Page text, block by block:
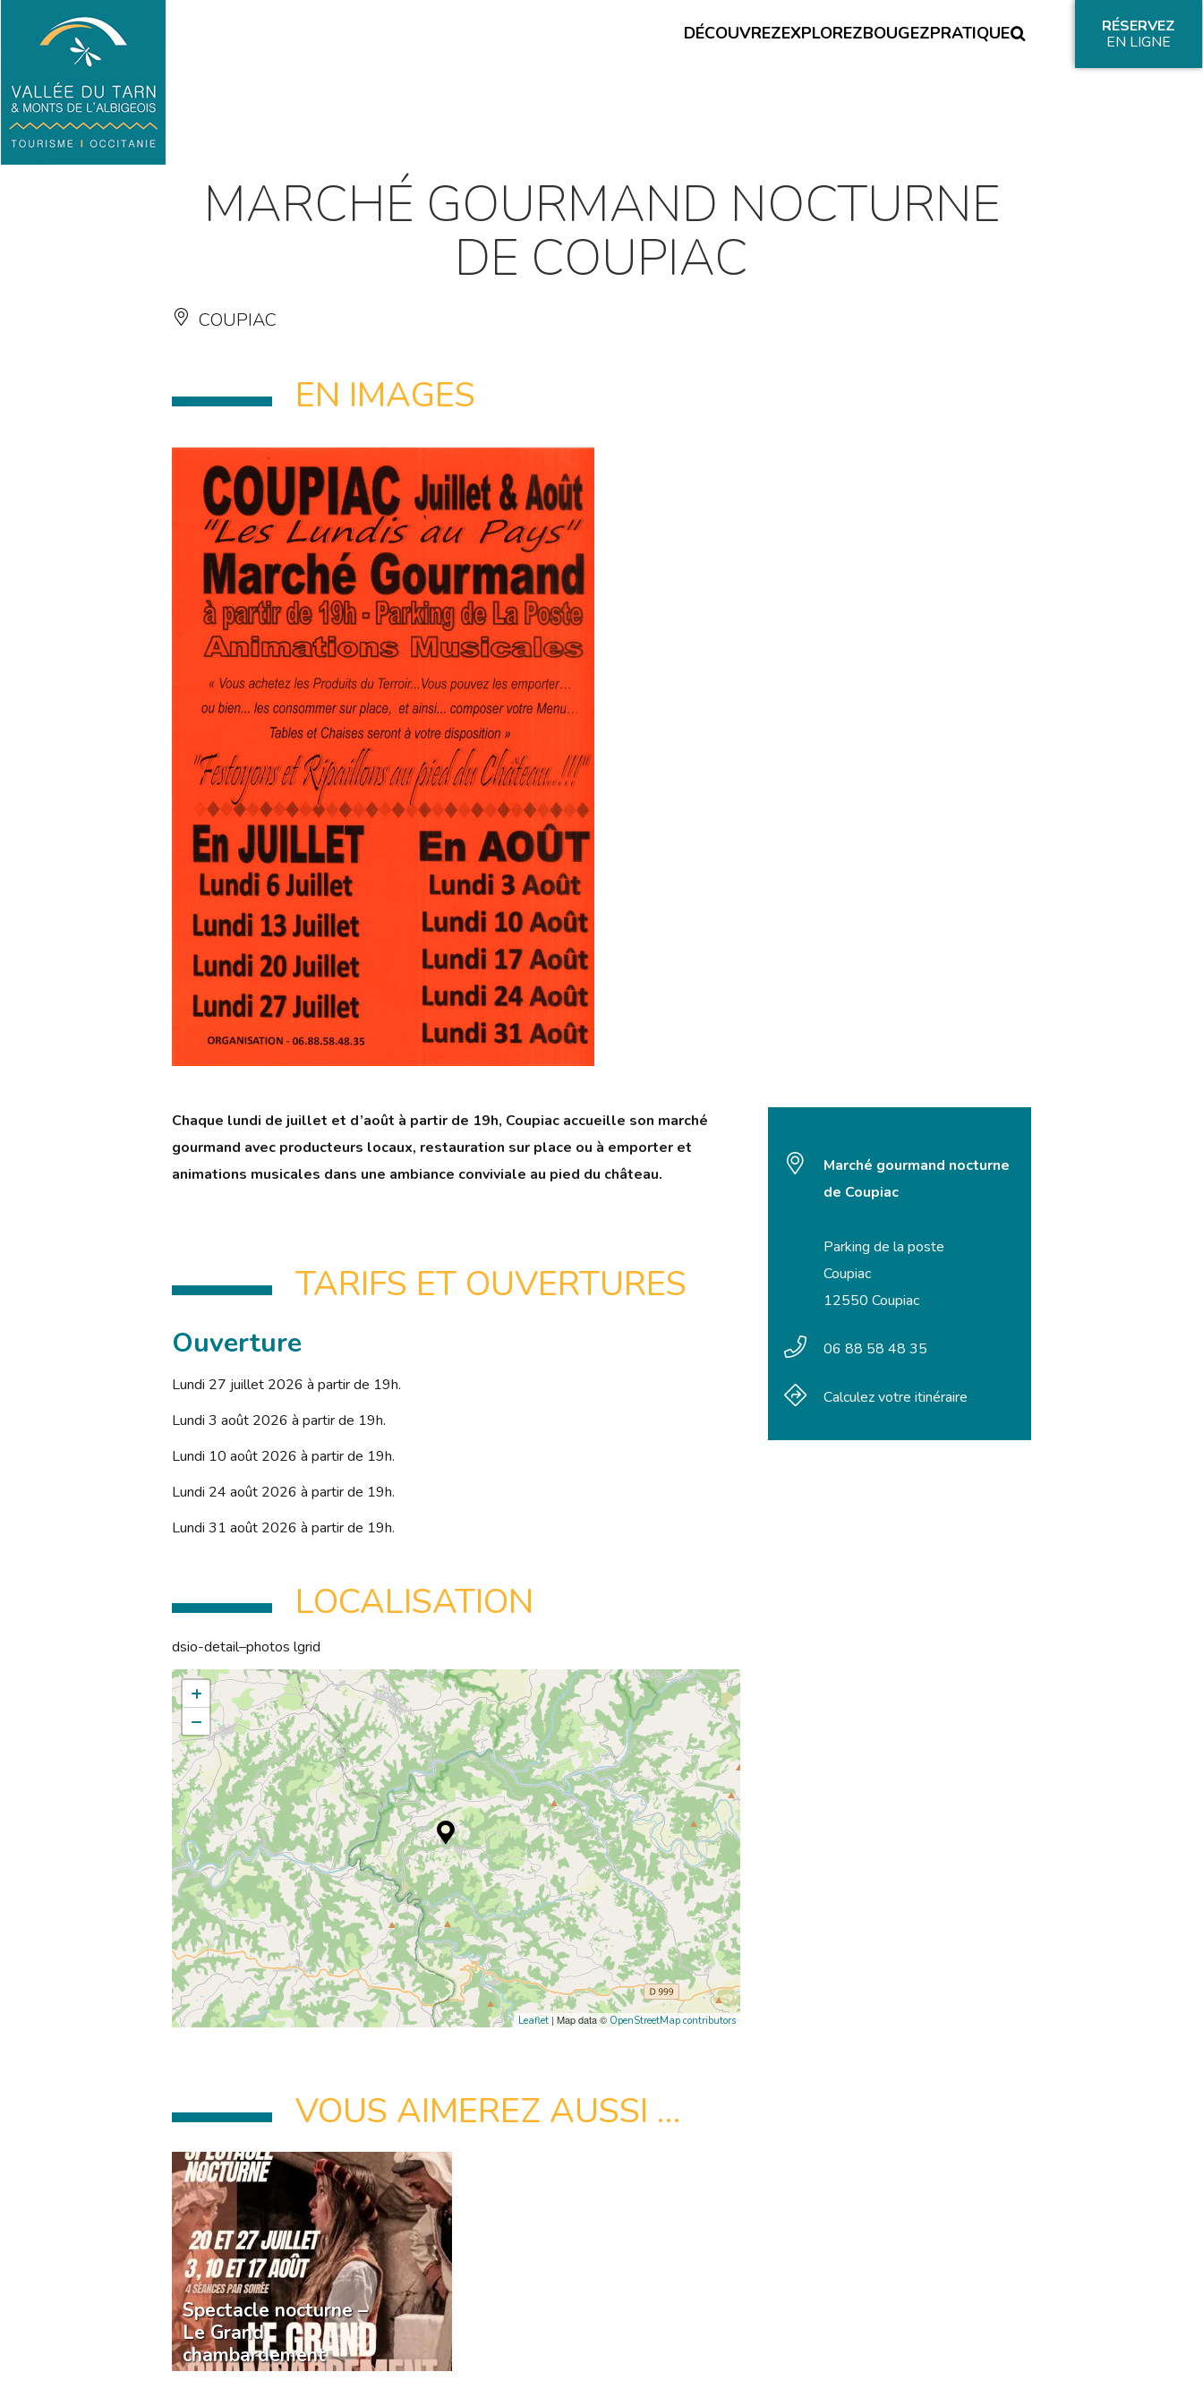
RÉSERVEZ
EN LIGNE
DÉCOUVREZEXPLOREZBOUGEZPRATIQUE
MARCHÉ GOURMAND NOCTURNE
DE COUPIAC
COUPIAC
EN IMAGES
Chaque lundi de juillet et d’août à partir de 19h, Coupiac accueille son marché
gourmand avec producteurs locaux, restauration sur place ou à emporter et
animations musicales dans une ambiance conviviale au pied du château.
TARIFS ET OUVERTURES
Ouverture
Lundi 27 juillet 2026 à partir de 19h.
Lundi 3 août 2026 à partir de 19h.
Lundi 10 août 2026 à partir de 19h.
Lundi 24 août 2026 à partir de 19h.
Lundi 31 août 2026 à partir de 19h.
LOCALISATION
dsio-detail–photos lgrid
+
−
Leaflet| Map data © OpenStreetMap contributors
Marché gourmand nocturne
de Coupiac
Parking de la poste
Coupiac
12550 Coupiac
06 88 58 48 35
Calculez votre itinéraire
VOUS AIMEREZ AUSSI …
Spectacle nocturne –
Le Grand
chambardement